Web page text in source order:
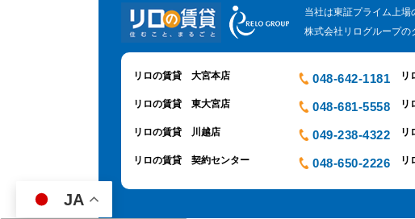
当社は東証プライム上場
株式会社リログループの
リロの賃貸 大宮本店 048-642-1181 リ
リロの賃貸 東大宮店 048-681-5558 リ
リロの賃貸 川越店 049-238-4322 リ
リロの賃貸 契約センター 048-650-2226 リ
JA